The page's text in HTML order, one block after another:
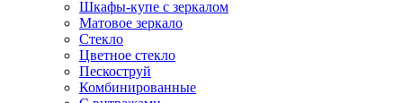
Шкафы-купе с зеркалом
Матовое зеркало
Стекло
Цветное стекло
Пескоструй
Комбинированные